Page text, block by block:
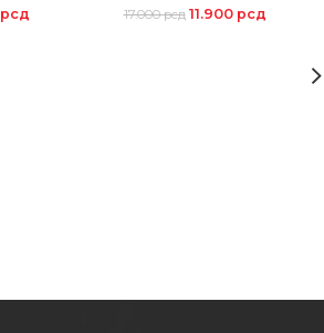
рсд 17.000рсд 11.900 рсд